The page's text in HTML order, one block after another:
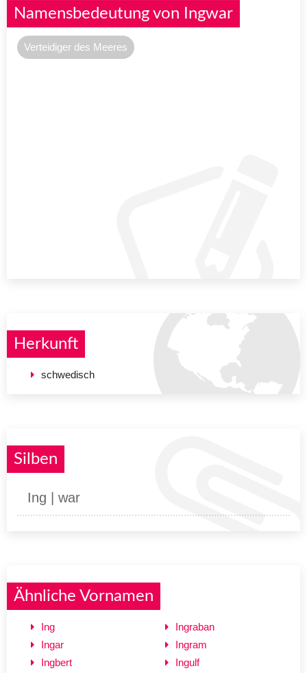
Namensbedeutung von Ingwar
Verteidiger des Meeres
Herkunft
schwedisch
Silben
Ing | war
Ähnliche Vornamen
Ing
Ingar
Ingbert
Ingraban
Ingram
Ingulf